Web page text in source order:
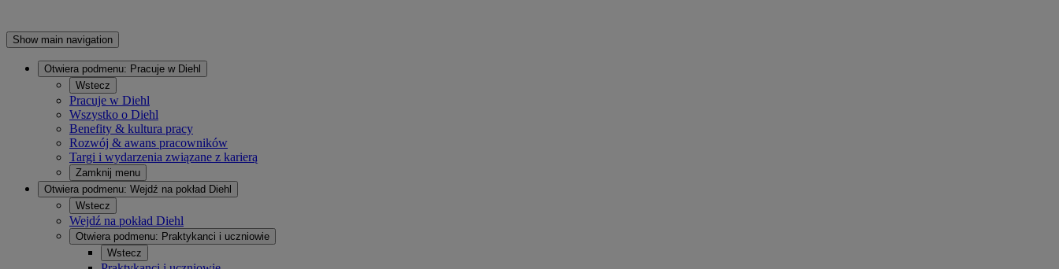
Show main navigation
Otwiera podmenu: Pracuje w Diehl
Wstecz
Pracuje w Diehl
Wszystko o Diehl
Benefity & kultura pracy
Rozwój & awans pracowników
Targi i wydarzenia związane z karierą
Zamknij menu
Otwiera podmenu: Wejdź na pokład Diehl
Wstecz
Wejdź na pokład Diehl
Otwiera podmenu: Praktykanci i uczniowie
Wstecz